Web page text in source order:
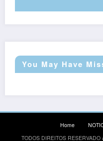
You May Have
Home
TODOS DIREITOS